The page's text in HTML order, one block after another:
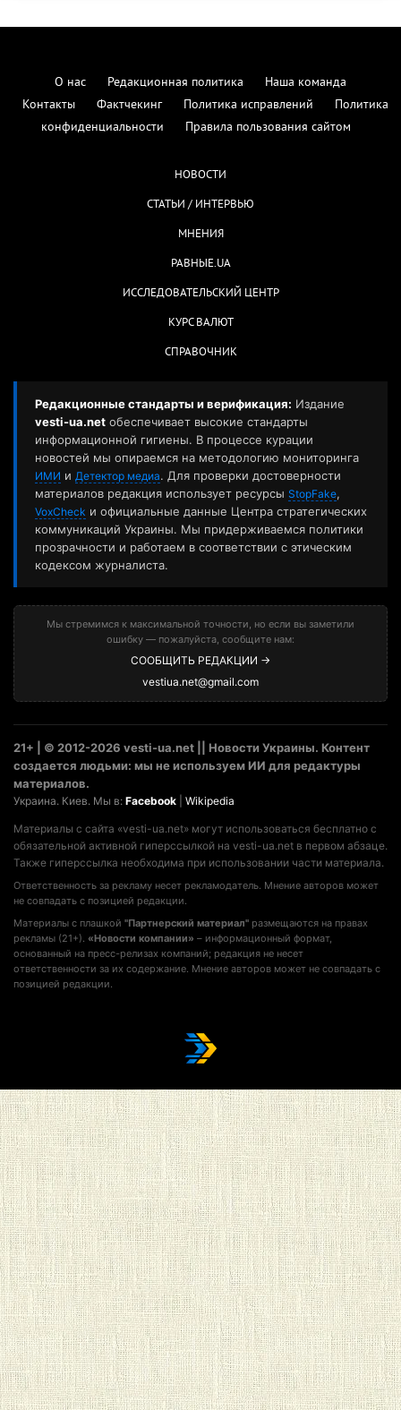
О нас Редакционная политика
Наша команда
Контакты
Фактчекинг Политика исправлений
Политика
конфиденциальности
Правила пользования сайтом
НОВОСТИ
СТАТЬИ / ИНТЕРВЬЮ
МНЕНИЯ
РАВНЫЕ.UA
ИССЛЕДОВАТЕЛЬСКИЙ ЦЕНТР
КУРС ВАЛЮТ
СПРАВОЧНИК
Редакционные стандарты и верификация: Издание
vesti-ua.net обеспечивает высокие стандарты
информационной гигиены. В процессе курации
новостей мы опираемся на методологию мониторинга
ИМИ и Детектор медиа. Для проверки достоверности
материалов редакция использует ресурсы StopFake,
VoxCheck и официальные данные Центра стратегических
коммуникаций Украины. Мы придерживаемся политики
прозрачности и работаем в соответствии с этическим
кодексом журналиста.
Мы стремимся к максимальной точности, но если вы заметили
ошибку — пожалуйста, сообщите нам:
СООБЩИТЬ РЕДАКЦИИ →
vestiua.net@gmail.com
21+ | © 2012-2026 vesti-ua.net || Новости Украины. Контент
создается людьми: мы не используем ИИ для редактуры
материалов.
Украина. Киев. Мы в: Facebook Wikipedia
Материалы с сайта «vesti-ua.net» могут использоваться бесплатно с
обязательной активной гиперссылкой на vesti-ua.net в первом абзаце.
Также гиперссылка необходима при использовании части материала.
Ответственность за рекламу несет рекламодатель. Мнение авторов может
не совпадать с позицией редакции.
Материалы с плашкой "Партнерский материал" размещаются на правах
рекламы (21+). «Новости компании» – информационный формат,
основанный на пресс-релизах компаний; редакция не несет
ответственности за их содержание. Мнение авторов может не совпадать с
позицией редакции.